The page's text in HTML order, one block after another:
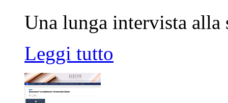
Una lunga intervista
Leggi tutto